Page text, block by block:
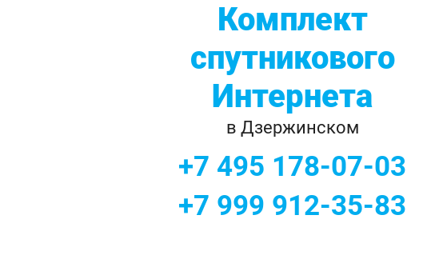
Комплект
спутникового
Интернета
в Дзержинском
+7 495 178-07-03
+7 999 912-35-83